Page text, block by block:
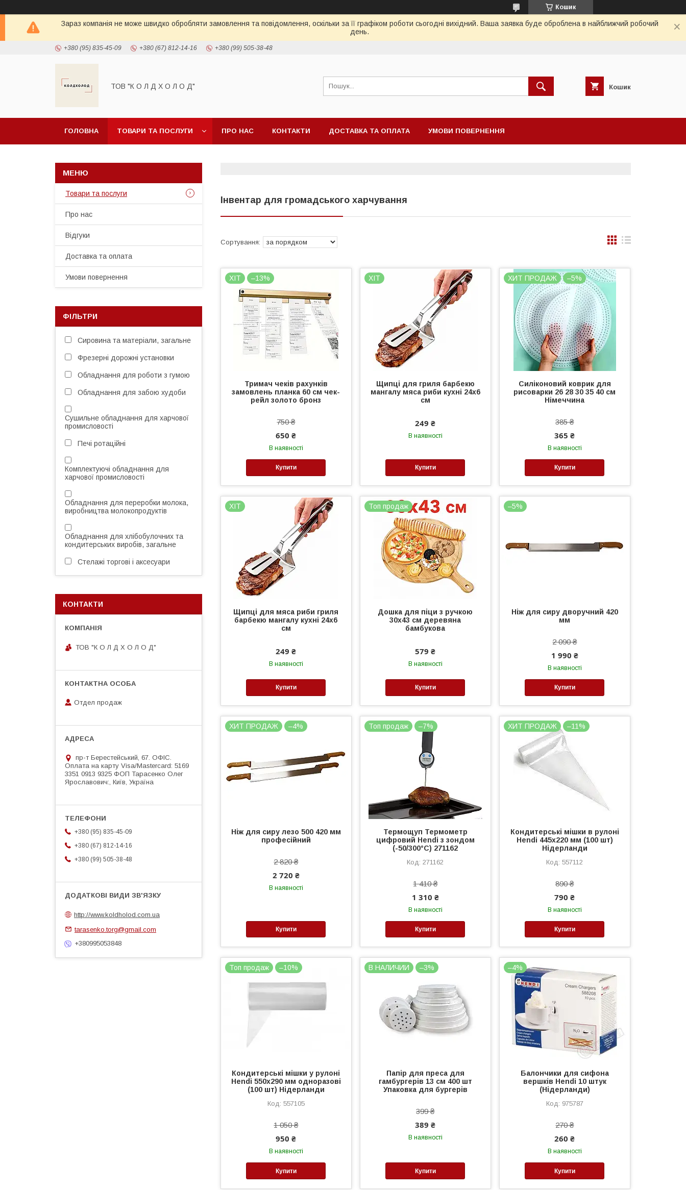
Кошик
Зараз компанія не може швидко обробляти замовлення та повідомлення, оскільки за її графіком роботи сьогодні вихідний. Ваша заявка буде оброблена в найближчий робочий
день.
+380 (95) 835-45-09 +380 (67) 812-14-16 +380 (99) 505-38-48
ТОВ "К О Л Д Х О Л О Д" Кошик
ГОЛОВНА ТОВАРИ ТА ПОСЛУГИ ПРО НАС КОНТАКТИ ДОСТАВКА ТА ОПЛАТА УМОВИ ПОВЕРНЕННЯ
Інвентар для громадського харчування
ХІТ –13%
Тримач чеків рахунків
замовлень планка 60 см чек-
рейл золото бронз
750 ₴
650 ₴
В наявності
Купити
ХІТ
Щипці для гриля барбекю
мангалу мяса риби кухні 24х6
см
249 ₴
В наявності
Купити
ХИТ ПРОДАЖ –5%
Силіконовий коврик для
рисоварки 26 28 30 35 40 см
Німеччина
385 ₴
365 ₴
В наявності
Купити
ХІТ
Щипці для мяса риби гриля
барбекю мангалу кухні 24х6
см
249 ₴
В наявності
Купити
Топ продаж
Дошка для піци з ручкою
30х43 см деревяна
бамбукова
579 ₴
В наявності
Купити
–5%
Ніж для сиру дворучний 420
мм
2 090 ₴
1 990 ₴
В наявності
Купити
ХИТ ПРОДАЖ –4%
Ніж для сиру лезо 500 420 мм
професійний
2 820 ₴
2 720 ₴
В наявності
Купити
Топ продаж –7%
Термощуп Термометр
цифровий Hendi з зондом
(-50/300°C) 271162
271162
1 410 ₴
1 310 ₴
В наявності
Купити
ХИТ ПРОДАЖ –11%
Кондитерські мішки в рулоні
Hendi 445х220 мм (100 шт)
Нідерланди
557112
890 ₴
790 ₴
В наявності
Купити
Топ продаж –10%
Кондитерські мішки у рулоні
Hendi 550х290 мм одноразові
(100 шт) Нідерланди
557105
1 050 ₴
950 ₴
В наявності
Купити
В НАЛИЧИИ –3%
Папір для преса для
гамбургерів 13 см 400 шт
Упаковка для бургерів
399 ₴
389 ₴
В наявності
Купити
–4%
Балончики для сифона
вершків Hendi 10 штук
(Нідерланди)
975787
270 ₴
260 ₴
В наявності
Купити
Товари та послуги
Про нас
Відгуки
Доставка та оплата
Умови повернення
ФІЛЬТРИ
Сировина та матеріали, загальне
Фрезерні дорожні установки
Обладнання для роботи з гумою
Обладнання для забою худоби
Сушильне обладнання для харчової
промисловості
Печі ротаційні
Комплектуючі обладнання для
харчової промисловості
Обладнання для переробки молока,
виробництва молокопродуктів
Обладнання для хлібобулочних та
кондитерських виробів, загальне
Стелажі торгові і аксесуари
КОНТАКТИ
ТОВ "К О Л Д Х О Л О Д"
Отдел продаж
пр-т Берестейський, 67. ОФІС.
Оплата на карту Visa/Mastercard: 5169
3351 0913 9325 ФОП Тарасенко Олег
Ярославович:, Київ, Україна
+380 (95) 835-45-09
+380 (67) 812-14-16
+380 (99) 505-38-48
http://www.koldholod.com.ua
tarasenko.torg@gmail.com
+380995053848